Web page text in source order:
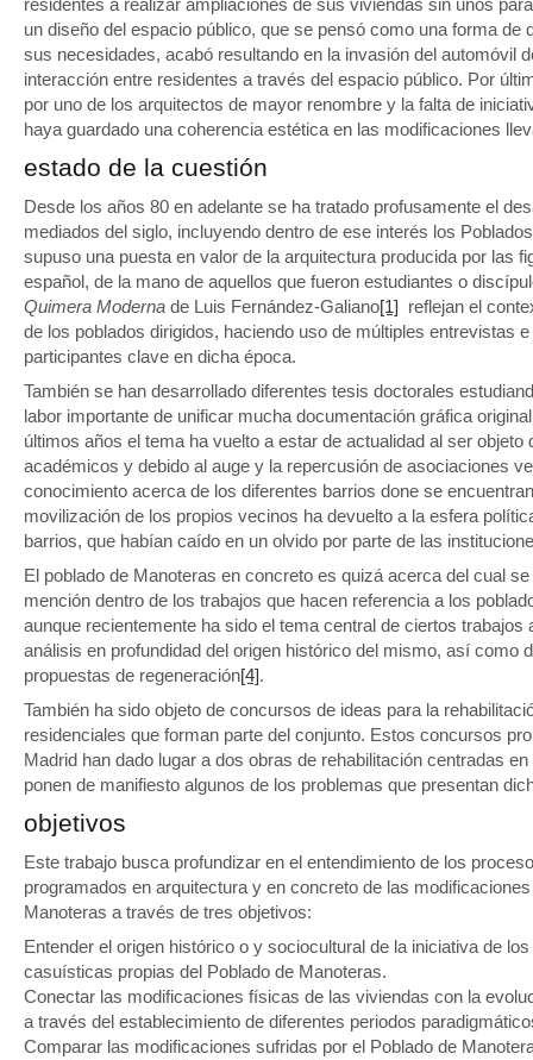
residentes a realizar ampliaciones de sus viviendas sin unos
un diseño del espacio público, que se pensó como una forma de
sus necesidades, acabó resultando en la invasión del automóvil
interacción entre residentes a través del espacio público. Por
por uno de los arquitectos de mayor renombre y la falta de
haya guardado una coherencia estética en las modificaciones
estado de la cuestión
Desde los años 80 en adelante se ha tratado profusamente el
mediados del siglo, incluyendo dentro de ese interés los
supuso una puesta en valor de la arquitectura producida por las
español, de la mano de aquellos que fueron estudiantes o
Quimera Moderna de Luis Fernández-Galiano[1] reflejan el
de los poblados dirigidos, haciendo uso de múltiples entrevistas
participantes clave en dicha época.
También se han desarrollado diferentes tesis doctorales
labor importante de unificar mucha documentación gráfica
últimos años el tema ha vuelto a estar de actualidad al ser
académicos y debido al auge y la repercusión de asociaciones
conocimiento acerca de los diferentes barrios done se
movilización de los propios vecinos ha devuelto a la esfera
barrios, que habían caído en un olvido por parte de las
El poblado de Manoteras en concreto es quizá acerca del cual
mención dentro de los trabajos que hacen referencia a los
aunque recientemente ha sido el tema central de ciertos
análisis en profundidad del origen histórico del mismo, así como
propuestas de regeneración[4].
También ha sido objeto de concursos de ideas para la
residenciales que forman parte del conjunto. Estos concursos
Madrid han dado lugar a dos obras de rehabilitación centradas
ponen de manifiesto algunos de los problemas que presentan
objetivos
Este trabajo busca profundizar en el entendimiento de los
programados en arquitectura y en concreto de las
Manoteras a través de tres objetivos:
Entender el origen histórico o y sociocultural de la iniciativa de
casuísticas propias del Poblado de Manoteras.
Conectar las modificaciones físicas de las viviendas con la
a través del establecimiento de diferentes periodos
Comparar las modificaciones sufridas por el Poblado de